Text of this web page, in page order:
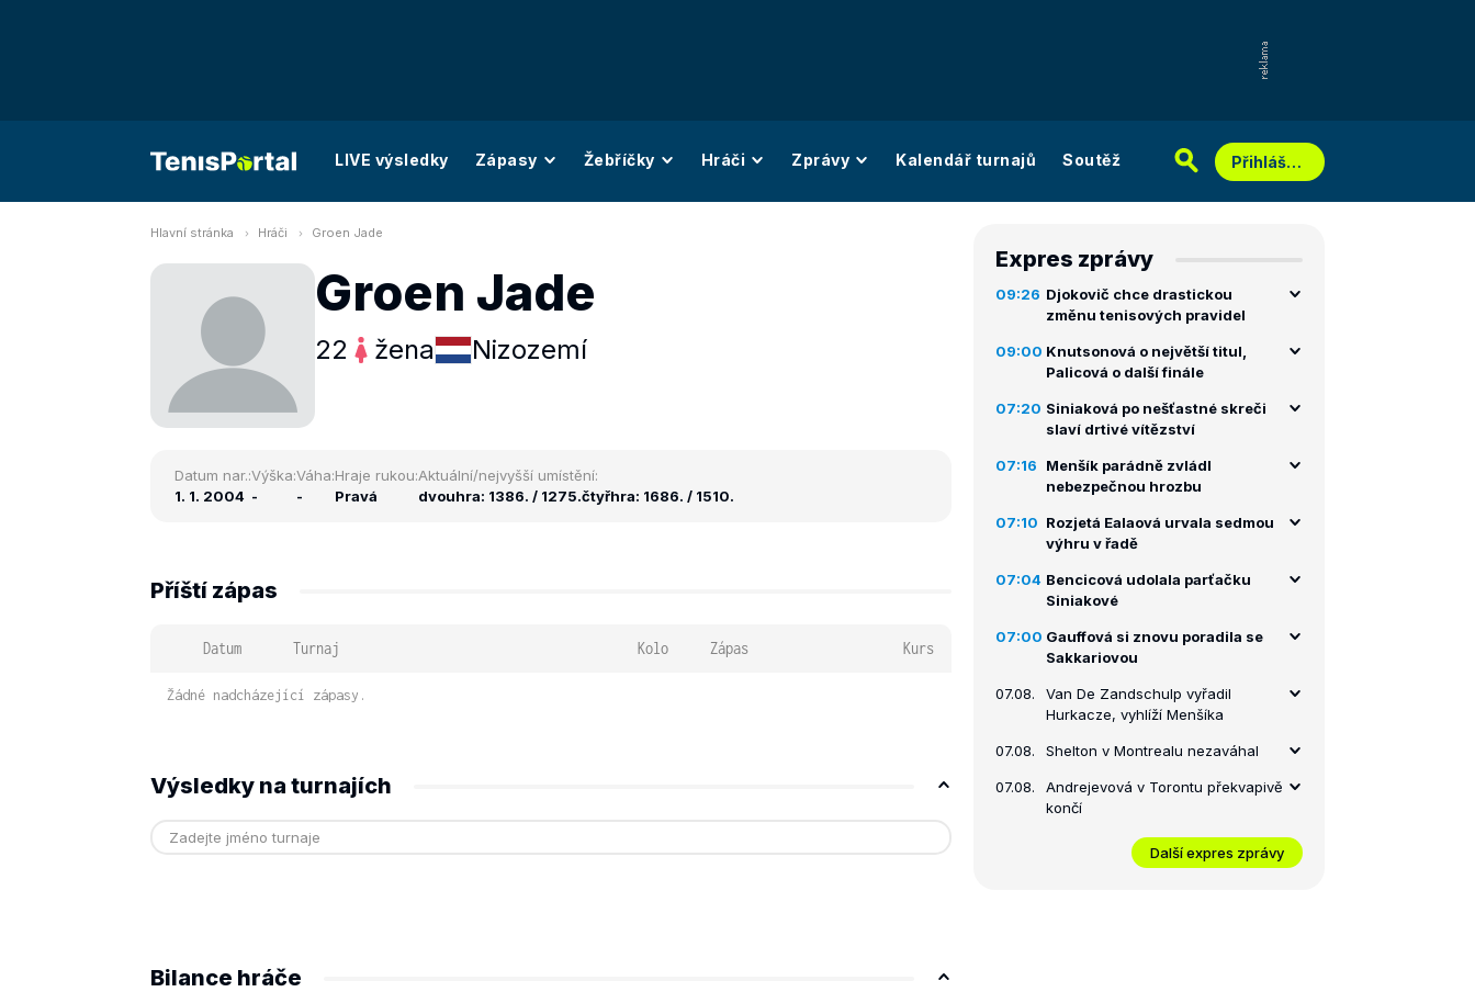
LIVE výsledky Zápasy Žebříčky Hráči Zprávy Kalendář turnajů Soutěž Přihlášení
Hlavní stránka Hráči Groen Jade
Groen Jade
22 žena Nizozemí
Datum nar.:
1. 1. 2004
Výška:
-
Váha:
-
Hraje rukou:
Pravá
Aktuální/nejvyšší umístění:
dvouhra: 1386. / 1275.čtyřhra: 1686. / 1510.
Příští zápas
Datum Turnaj Kolo Zápas Kurs
Žádné nadcházející zápasy.
Výsledky na turnajích
Bilance hráče
Expres zprávy
09:26 Djokovič chce drastickou
změnu tenisových pravidel
09:00 Knutsonová o největší titul,
Palicová o další finále
07:20 Siniaková po nešťastné skreči
slaví drtivé vítězství
07:16
Menšík parádně zvládl
nebezpečnou hrozbu
07:10 Rozjetá Ealaová urvala sedmou
výhru v řadě
07:04 Bencicová udolala parťačku
Siniakové
07:00 Gauffová si znovu poradila se
Sakkariovou
07.08.
Van De Zandschulp vyřadil
Hurkacze, vyhlíží Menšíka
07.08. Shelton v Montrealu nezaváhal
07.08.
Andrejevová v Torontu překvapivě
končí
Další expres zprávy